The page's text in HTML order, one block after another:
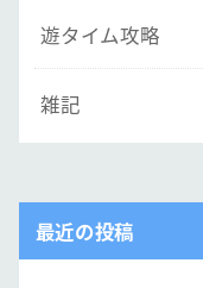
遊タイム攻略
雑記
最近の投稿